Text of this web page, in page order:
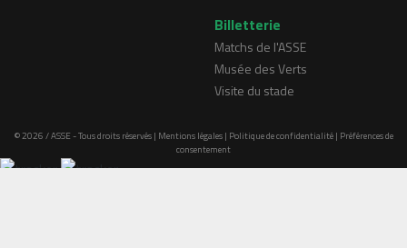
Billetterie
Matchs de l'ASSE
Musée des Verts
Visite du stade
© 2026 / ASSE - Tous droits réservés | Mentions légales| Politique de confidentialité| Préférences de
consentement